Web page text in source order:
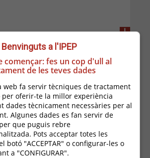
+
Benvinguts a l'IPEP
començar: fes un cop d'ull al
de les teves dades
web fa servir tècniques de tractament
oferir-te la millor experiència
dades tècnicament necessàries per al
Algunes dades es fan servir de
que puguis rebre
Pots acceptar totes les
botó "ACCEPTAR" o configurar-les o
a "CONFIGURAR".